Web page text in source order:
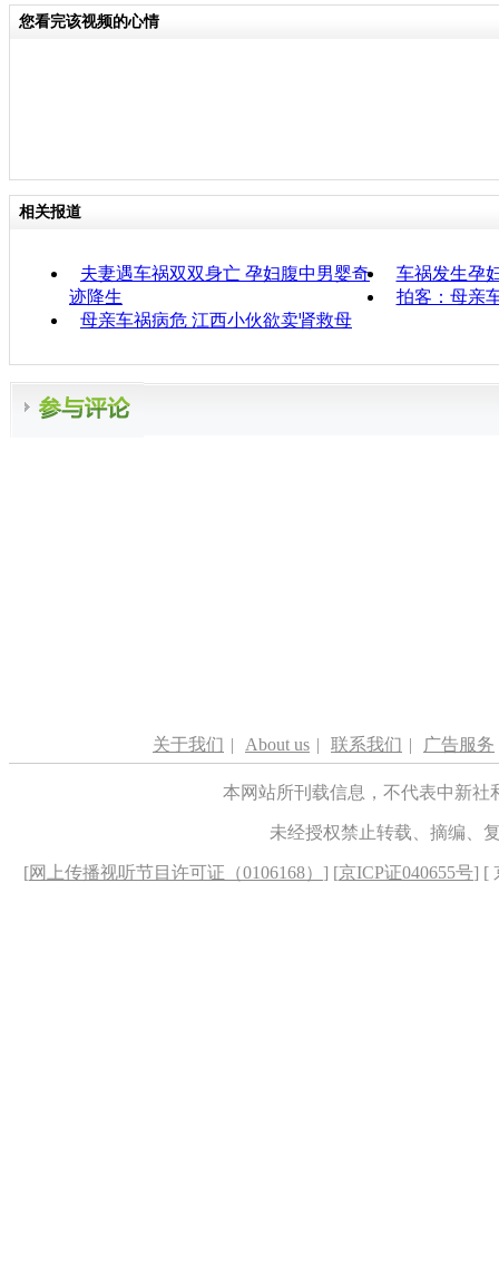
您看完该视频的心情
相关报道
夫妻遇车祸双双身亡 孕妇腹中男婴奇
迹降生
车祸发生孕
拍客：母亲
母亲车祸病危 江西小伙欲卖肾救母
关于我们 | About us | 联系我们 | 广告服务
本网站所刊载信息，不代表中新
未经授权禁止转载、摘编、
[网上传播视听节目许可证（0106168） ] [京ICP证040655号] [